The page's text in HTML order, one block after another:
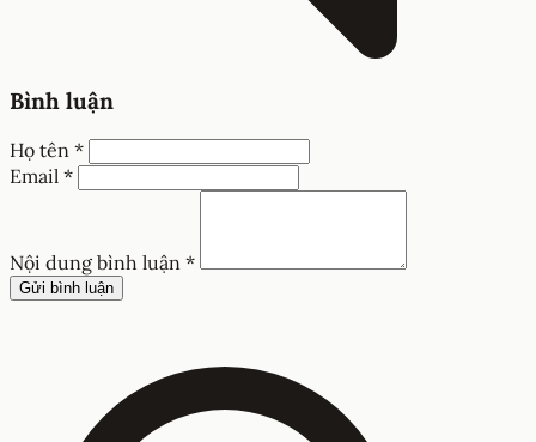
Bình luận
Họ tên *
Email *
Nội dung bình luận *
Gửi bình luận